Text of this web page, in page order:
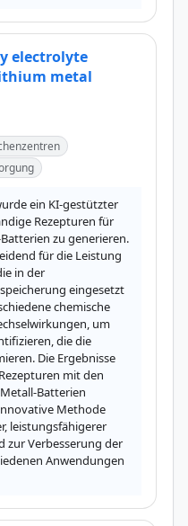
electrolyte
metal
ein KI-gestützter
Rezepturen für
zu generieren.
für die Leistung
in der
eingesetzt
chemische
um
die die
Die Ergebnisse
mit den
Batterien
Methode
leistungsfähigerer
zur Verbesserung der
Anwendungen